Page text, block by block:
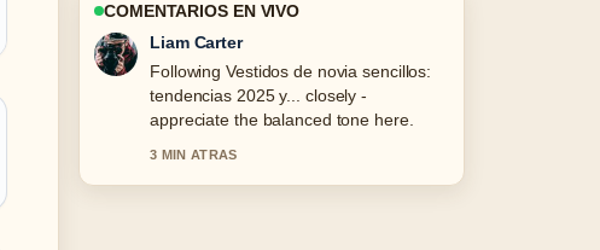
COMENTARIOS EN VIVO
Maja Eriksson
Useful context on Donald Trump y Elon
Musk: ¿Apoyo, amistad.... Please keep
this live thread updated.
5 MIN ATRAS